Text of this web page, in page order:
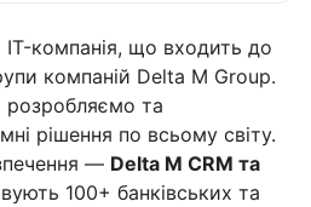
компанія, що входить до
компаній Delta M Group.
та
рішення по всьому світу.
— Delta M CRM та
100+ банківських та